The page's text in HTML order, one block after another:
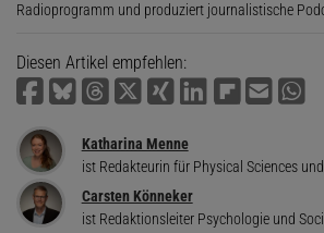
Radioprogramm und produziert journalistische
Diesen Artikel empfehlen:
Katharina Menne
ist Redakteurin für Physical Sciences
Carsten Könneker
ist Redaktionsleiter Psychologie und